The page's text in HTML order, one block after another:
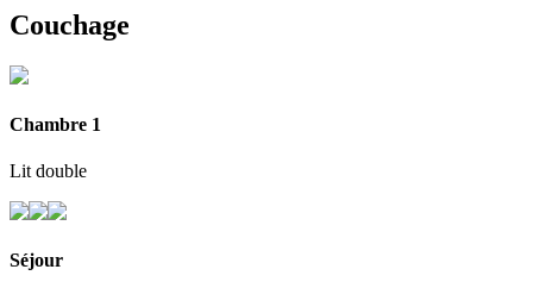
Couchage
Chambre 1
Lit double
Séjour